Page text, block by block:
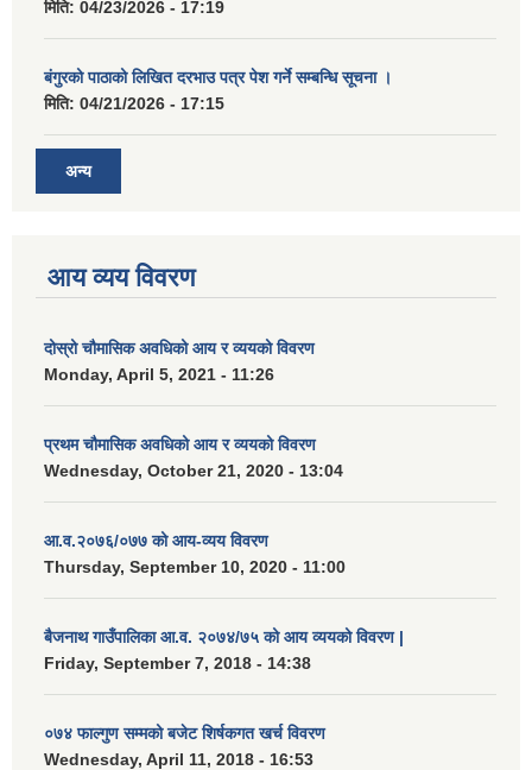
मिति: 04/23/2026 - 17:19
बंगुरको पाठाको लिखित दरभाउ पत्र पेश गर्ने सम्बन्धि सूचना ।
मिति: 04/21/2026 - 17:15
अन्य
आय व्यय विवरण
दोस्रो चौमासिक अवधिको आय र व्ययको विवरण
Monday, April 5, 2021 - 11:26
प्रथम चौमासिक अवधिको आय र व्ययको विवरण
Wednesday, October 21, 2020 - 13:04
आ.व.२०७६/०७७ को आय-व्यय विवरण
Thursday, September 10, 2020 - 11:00
बैजनाथ गाउँपालिका आ.व. २०७४/७५ को आय व्ययको विवरण |
Friday, September 7, 2018 - 14:38
०७४ फाल्गुण सम्मको बजेट शिर्षकगत खर्च विवरण
Wednesday, April 11, 2018 - 16:53